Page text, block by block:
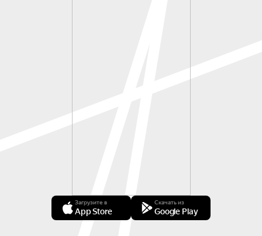
Загрузите в
App Store
Скачать из
Google Play